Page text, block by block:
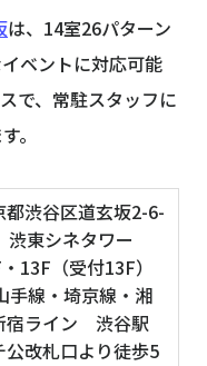
は、14室26パターン
ベントに対応可能
で、常駐スタッフに
。
都渋谷区道玄坂2-6-
東シネタワー
13F（受付13F）
手線・埼京線・湘
宿ライン 渋谷駅
公改札口より徒歩5